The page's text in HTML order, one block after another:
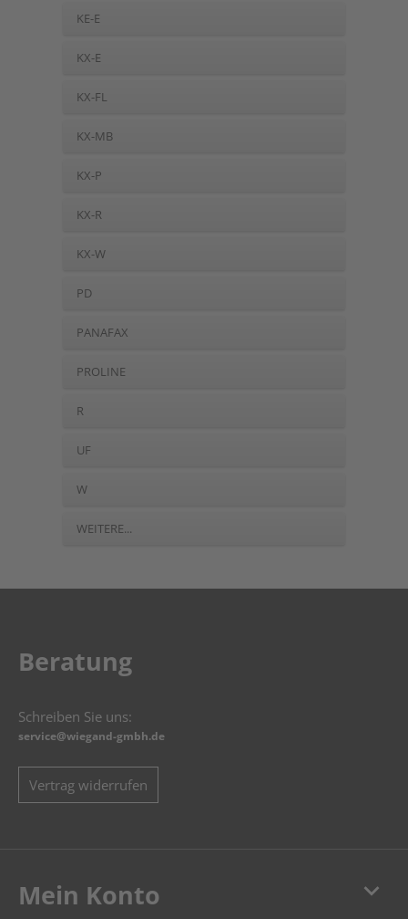
KE-E
KX-E
KX-FL
KX-MB
KX-P
KX-R
KX-W
PD
PANAFAX
PROLINE
R
UF
W
WEITERE...
Beratung
Schreiben Sie uns:
service@wiegand-gmbh.de
Vertrag widerrufen
keyboard_arrow_down
Mein Konto